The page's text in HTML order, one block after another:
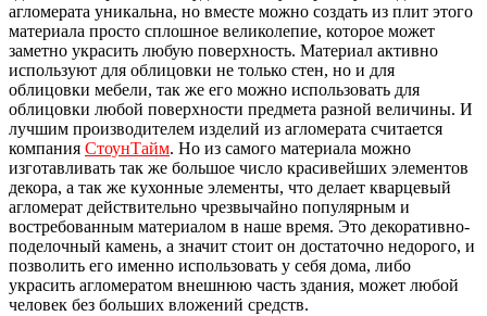
агломерата уникальна, но вместе можно создать из плит этого
материала просто сплошное великолепие, которое может
заметно украсить любую поверхность. Материал активно
используют для облицовки не только стен, но и для
облицовки мебели, так же его можно использовать для
облицовки любой поверхности предмета разной величины. И
лучшим производителем изделий из агломерата считается
компания СтоунТайм. Но из самого материала можно
изготавливать так же большое число красивейших элементов
декора, а так же кухонные элементы, что делает кварцевый
агломерат действительно чрезвычайно популярным и
востребованным материалом в наше время. Это декоративно-
поделочный камень, а значит стоит он достаточно недорого, и
позволить его именно использовать у себя дома, либо
украсить агломератом внешнюю часть здания, может любой
человек без больших вложений средств.